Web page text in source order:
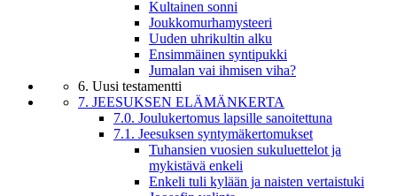
Kultainen sonni
Joukkomurhamysteeri
Uuden uhrikultin alku
Ensimmäinen syntipukki
Jumalan vai ihmisen viha?
6. Uusi testamentti
7. JEESUKSEN ELÄMÄNKERTA
7.0. Joulukertomus lapsille sanoitettuna
7.1. Jeesuksen syntymäkertomukset
Tuhansien vuosien sukuluettelot ja
mykistävä enkeli
Enkeli tuli kylään ja naisten vertaistuki